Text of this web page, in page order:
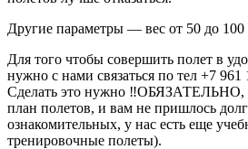
Другие параметры — вес от 50 до
Для того чтобы совершить полет в
нужно с нами связаться по тел +7 961
Сделать это нужно ‼ОБЯЗАТЕЛЬНО,
план полетов, и вам не пришлось
ознакомительных, у нас есть еще
тренировочные полеты).